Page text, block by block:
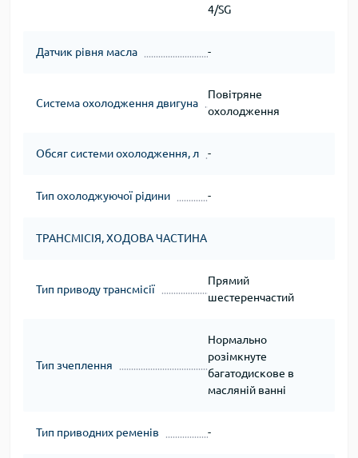
4/SG
Датчик рівня масла -
Система охолодження двигуна
Повітряне
охолодження
Обсяг системи охолодження, л -
Тип охолоджуючої рідини -
ТРАНСМІСІЯ, ХОДОВА ЧАСТИНА
Тип приводу трансмісії
Прямий
шестеренчастий
Тип зчеплення
Нормально
розімкнуте
багатодискове в
масляній ванні
Тип приводних ременів -